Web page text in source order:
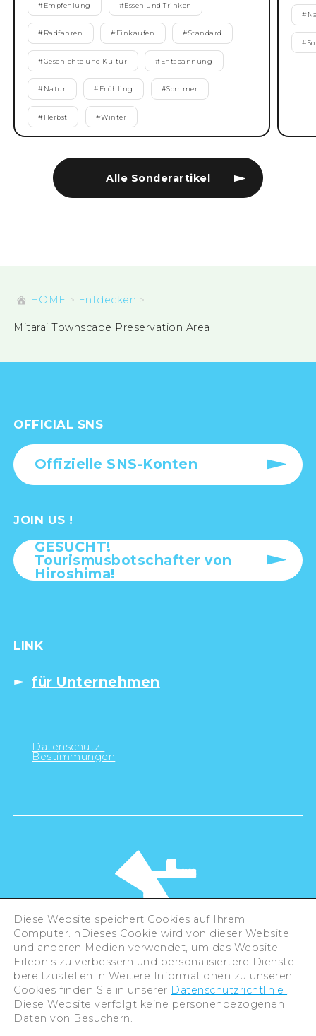
Alle Sonderartikel
# Empfehlung #Essen und Trinken
# Radfahren # Einkaufen #Standard
#Geschichte und Kultur # Entspannung
# Natur # Frühling #Sommer
# Herbst #Winter
#
#
HOME Entdecken
Mitarai Townscape Preservation Area
OFFICIAL SNS
Offizielle SNS-Konten
JOIN US !
GESUCHT!
Tourismusbotschafter von
Hiroshima!
LINK
für Unternehmen
Datenschutz-
Bestimmungen
©Hiroshima Tourism Association /
Hiroshima Prefecture / Hiroshima City .
All rights reserved
Diese Website speichert Cookies auf Ihrem
Computer. nDieses Cookie wird von dieser Website
und anderen Medien verwendet, um das Website-
Erlebnis zu verbessern und personalisiertere Dienste
bereitzustellen. n Weitere Informationen zu unseren
Cookies finden Sie in unserer Datenschutzrichtlinie .
Diese Website verfolgt keine personenbezogenen
Daten von Besuchern.